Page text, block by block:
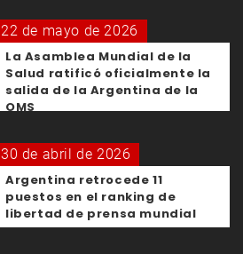
22 de mayo de 2026
La Asamblea Mundial de la
Salud ratificó oficialmente la
salida de la Argentina de la
OMS
30 de abril de 2026
Argentina retrocede 11
puestos en el ranking de
libertad de prensa mundial